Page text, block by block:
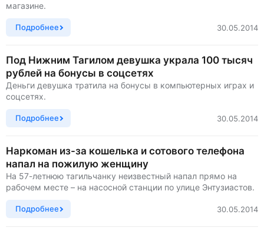
магазине.
Подробнее 30.05.2014
Под Нижним Тагилом девушка украла 100 тысяч
рублей на бонусы в соцсетях
Деньги девушка тратила на бонусы в компьютерных играх и
соцсетях.
Подробнее 30.05.2014
Наркоман из-за кошелька и сотового телефона
напал на пожилую женщину
На 57-летнюю тагильчанку неизвестный напал прямо на
рабочем месте – на насосной станции по улице Энтузиастов.
Подробнее 30.05.2014